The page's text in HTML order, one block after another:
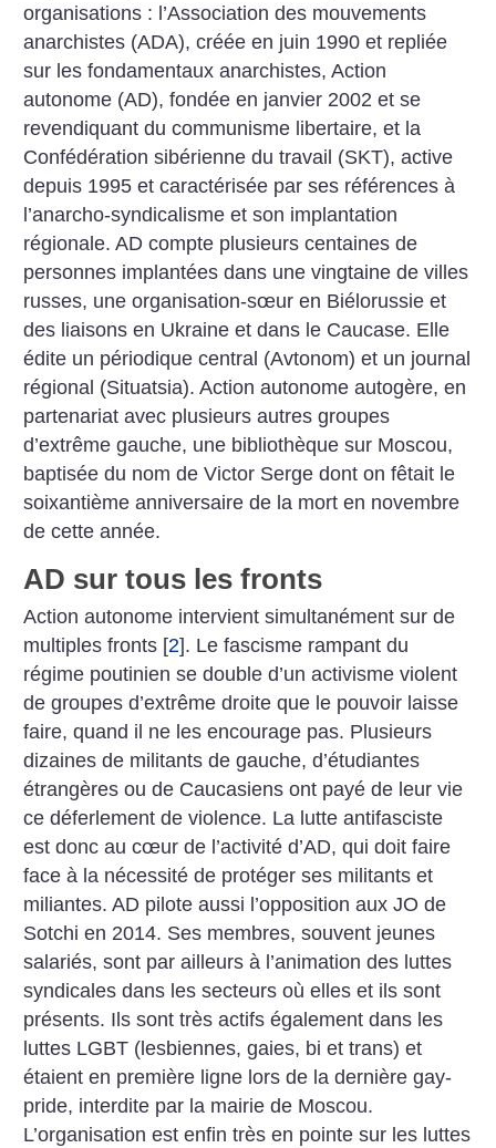
organisations : l’Association des mouvements
anarchistes (ADA), créée en juin 1990 et repliée
sur les fondamentaux anarchistes, Action
autonome (AD), fondée en janvier 2002 et se
revendiquant du communisme libertaire, et la
Confédération sibérienne du travail (SKT), active
depuis 1995 et caractérisée par ses références à
l’anarcho-syndicalisme et son implantation
régionale. AD compte plusieurs centaines de
personnes implantées dans une vingtaine de villes
russes, une organisation-sœur en Biélorussie et
des liaisons en Ukraine et dans le Caucase. Elle
édite un périodique central (Avtonom) et un journal
régional (Situatsia). Action autonome autogère, en
partenariat avec plusieurs autres groupes
d’extrême gauche, une bibliothèque sur Moscou,
baptisée du nom de Victor Serge dont on fêtait le
soixantième anniversaire de la mort en novembre
de cette année.
AD sur tous les fronts
Action autonome intervient simultanément sur de
multiples fronts [2]. Le fascisme rampant du
régime poutinien se double d’un activisme violent
de groupes d’extrême droite que le pouvoir laisse
faire, quand il ne les encourage pas. Plusieurs
dizaines de militants de gauche, d’étudiantes
étrangères ou de Caucasiens ont payé de leur vie
ce déferlement de violence. La lutte antifasciste
est donc au cœur de l’activité d’AD, qui doit faire
face à la nécessité de protéger ses militants et
miliantes. AD pilote aussi l’opposition aux JO de
Sotchi en 2014. Ses membres, souvent jeunes
salariés, sont par ailleurs à l’animation des luttes
syndicales dans les secteurs où elles et ils sont
présents. Ils sont très actifs également dans les
luttes LGBT (lesbiennes, gaies, bi et trans) et
étaient en première ligne lors de la dernière gay-
pride, interdite par la mairie de Moscou.
L’organisation est enfin très en pointe sur les luttes